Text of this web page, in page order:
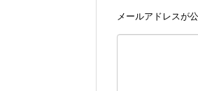
メールアドレスが